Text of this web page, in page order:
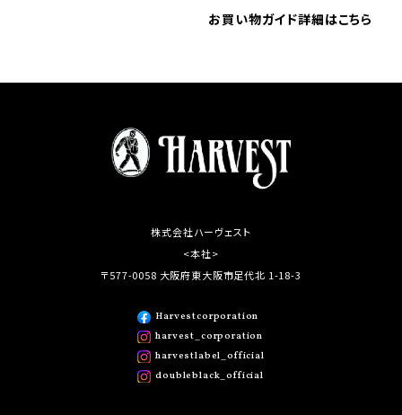
お買い物ガイド詳細はこちら
株式会社ハーヴェスト
<本社>
〒577-0058 大阪府東大阪市足代北 1-18-3
Harvestcorporation
harvest_corporation
harvestlabel_official
doubleblack_official